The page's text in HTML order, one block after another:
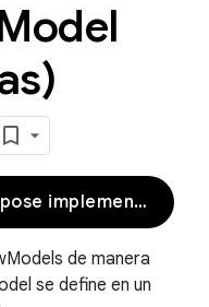
Conceptos y Jetpack Compose implementation
de manera
se define en un